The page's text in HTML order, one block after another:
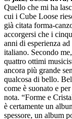
Quello che mi ha
cui i Cube Loose
già citata forma-
accorgersi che i
anni di esperienza
italiano. Secondo
quattro ottimi
ancora più grande
qualcosa di bello.
come è suonato e
nota. “Forme e
è certamente un
spessore, un album